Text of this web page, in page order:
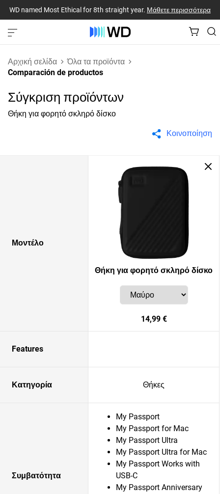
WD named Most Ethical for 8th straight year. Μάθετε περισσότερα
Αρχική σελίδα
Όλα τα προϊόντα
Comparación de productos
Σύγκριση προϊόντων
Θήκη για φορητό σκληρό δίσκο
Κοινοποίηση
Μοντέλο
Θήκη για φορητό σκληρό δίσκο
14,99 €
Features
Κατηγορία Θήκες
Συμβατότητα
My Passport
My Passport for Mac
My Passport Ultra
My Passport Ultra for Mac
My Passport Works with
USB-C
My Passport Anniversary